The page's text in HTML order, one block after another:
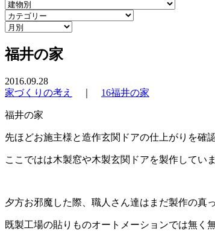
福井の家
2016.09.28
家づくりの考え
16福井の家
福井の家
先ほどお施主様と造作玄関ドアの仕上がりを確
ここではは木製窓や木製玄関ドアを製作していま
夕方お邪魔した際、職人さん達はまだ製作の真
既製工場の貼りものオートメーションでは無く